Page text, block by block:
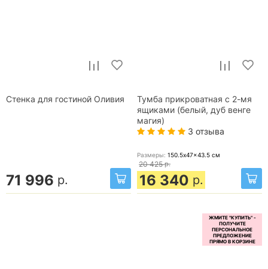
Стенка для гостиной Оливия
71 996 р.
Тумба прикроватная с 2-мя
ящиками (белый, дуб венге
магия)
3 отзыва
Размеры: 150.5x47x43.5 см
20 425 р.
16 340 р.